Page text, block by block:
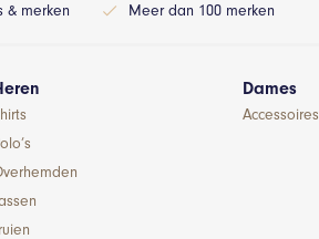
& merken Meer dan 100 merken
Dames
Accessoires